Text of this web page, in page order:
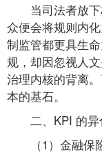
当司法者放
众便会将规则内
制监管都更具生
规，却因忽视人
治理内核的背离
本的基石。
二、KPI 的
（1）金融